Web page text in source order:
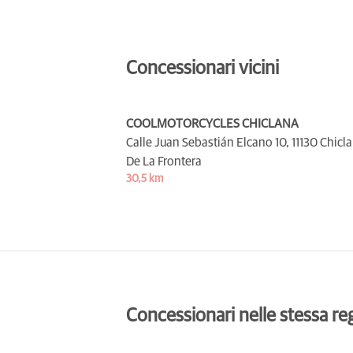
Concessionari vicini
COOLMOTORCYCLES CHICLANA
Calle Juan Sebastián Elcano 10, 11130
De La Frontera
30,5 km
Concessionari nelle stessa